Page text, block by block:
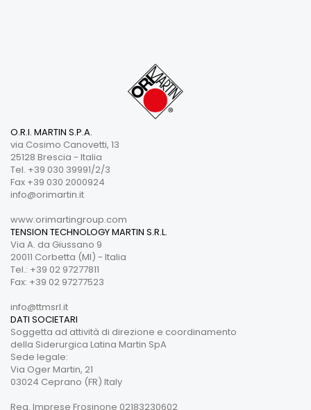
O.R.I. MARTIN S.P.A.
via Cosimo Canovetti, 13
25128 Brescia - Italia
Tel. +39 030 39991/2/3
Fax +39 030 2000924
info@orimartin.it
www.orimartingroup.com
TENSION TECHNOLOGY MARTIN S.R.L.
Via A. da Giussano 9
20011 Corbetta (MI) - Italia
Tel.: +39 02 97277811
Fax: +39 02 97277523
info@ttmsrl.it
DATI SOCIETARI
Soggetta ad attività di direzione e coordinamento
della Siderurgica Latina Martin SpA
Sede legale:
Via Oger Martin, 21
03024 Ceprano (FR) Italy
Reg. Imprese Frosinone 02183230602